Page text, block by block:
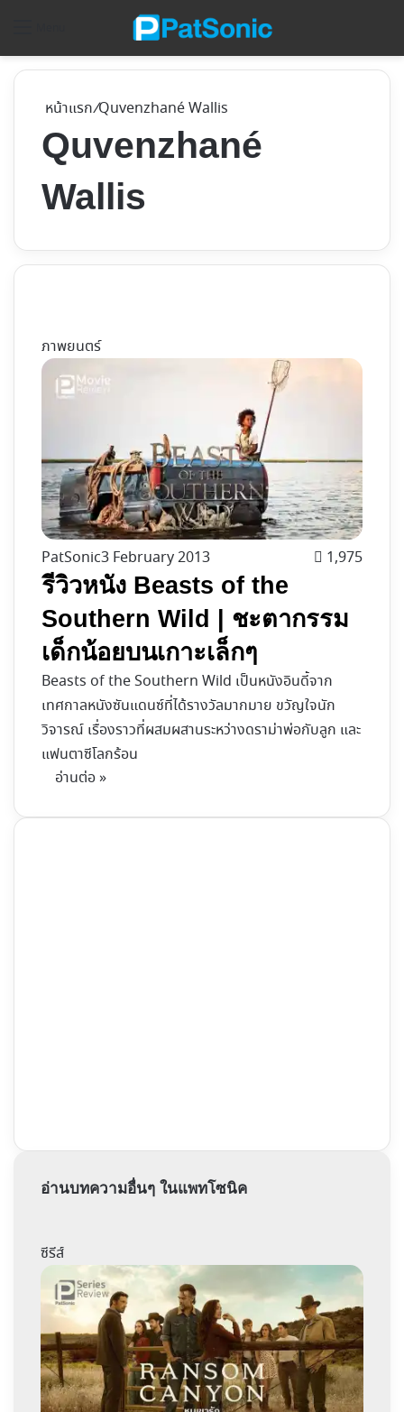
หน้าแรก/Quvenzhané Wallis
Quvenzhané
Wallis
ภาพยนตร์
PatSonic3 February 2013 1,975
รีวิวหนัง Beasts of the
Southern Wild | ชะตากรรม
เด็กน้อยบนเกาะเล็กๆ
Beasts of the Southern Wild เป็นหนังอินดี้จาก
เทศกาลหนังซันแดนซ์ที่ได้รางวัลมากมาย ขวัญใจนัก
วิจารณ์ เรื่องราวที่ผสมผสานระหว่างดราม่าพ่อกับลูก และ
แฟนตาซีโลกร้อน
อ่านต่อ »
อ่านบทความอื่นๆ ในแพทโซนิค
ซีรีส์